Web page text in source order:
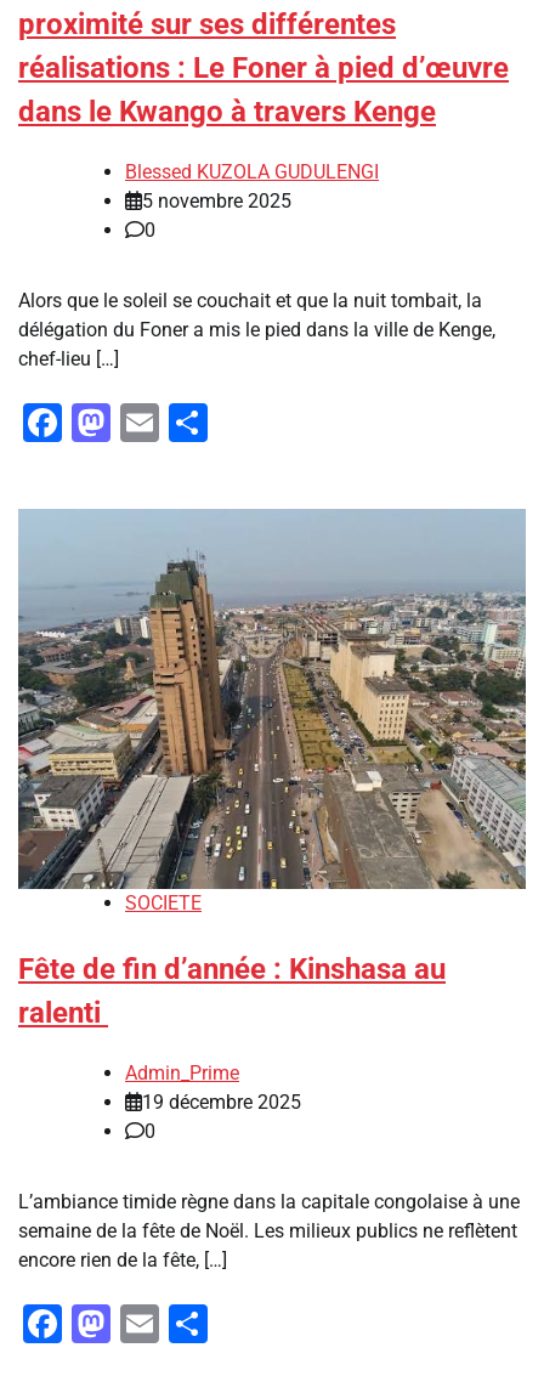
proximité sur ses différentes
réalisations : Le Foner à pied d’œuvre
dans le Kwango à travers Kenge
Blessed KUZOLA GUDULENGI
5 novembre 2025
0
Alors que le soleil se couchait et que la nuit tombait, la
délégation du Foner a mis le pied dans la ville de Kenge,
chef-lieu […]
Facebook
Mastodon
Email
SOCIETE
Fête de fin d’année : Kinshasa au
ralenti
Admin_Prime
19 décembre 2025
0
L’ambiance timide règne dans la capitale congolaise à une
semaine de la fête de Noël. Les milieux publics ne reflètent
encore rien de la fête, […]
Facebook
Mastodon
Email